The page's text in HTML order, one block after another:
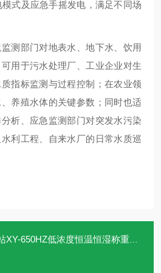
式及应急手摇发电，满足不同场
监测部门对地表水、地下水、饮用
用于污水处理厂、工业企业对生
指标监测与过程控制；在农业领
养殖水体的关键参数；同时也适
析、应急监测部门对突发水污染
利工程、自来水厂的日常水质巡
650HZ低浓度恒温恒湿称重系统